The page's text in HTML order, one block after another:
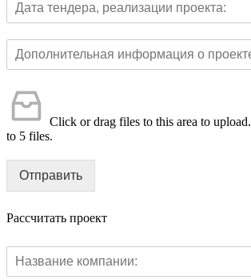
Click or drag files to this area to upload.
to 5 files.
Отправить
Рассчитать проект